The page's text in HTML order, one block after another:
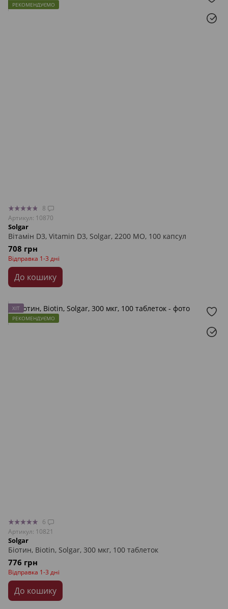
РЕКОМЕНДУЄМО
8
Артикул: 10870
Solgar
Вітамін D3, Vitamin D3, Solgar, 2200 МО, 100 капсул
708 грн
Відправка 1-3 дні
До кошику
ХІТ
РЕКОМЕНДУЄМО
6
Артикул: 10821
Solgar
Біотин, Biotin, Solgar, 300 мкг, 100 таблеток
776 грн
Відправка 1-3 дні
До кошику